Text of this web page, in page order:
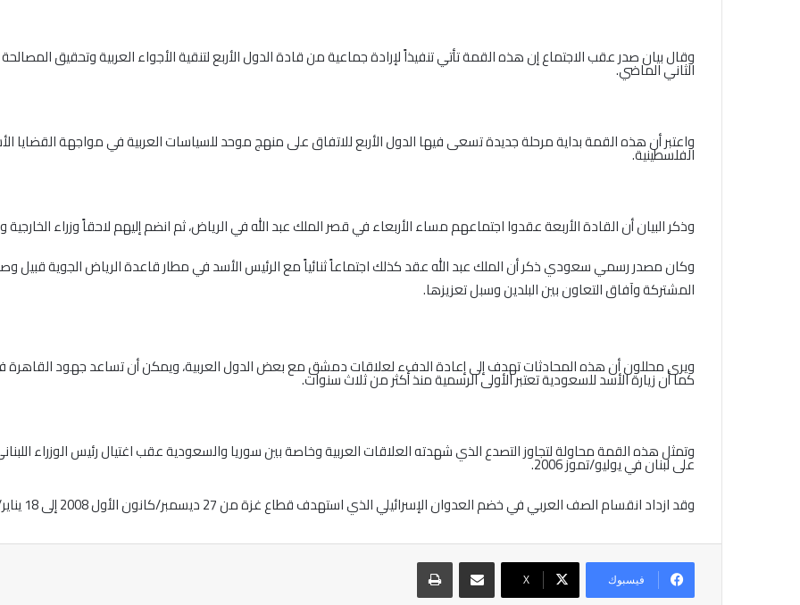
الثاني الماضي.
واعتبر أن هذه القمة بداية مرحلة جديدة تسعى فيها الدول الأربع للاتفاق على منهج موحد للسياسات العربية في مواجهة القضايا
الفلسطينية.
وذكر البيان أن القادة الأربعة عقدوا اجتماعهم مساء الأربعاء في قصر الملك عبد الله في الرياض، ثم انضم إليهم لاحقاً وزراء
وكان مصدر رسمي سعودي ذكر أن الملك عبد الله عقد كذلك اجتماعاً ثنائياً مع الرئيس الأسد في مطار قاعدة الرياض الجوية قبيل
المشتركة وآفاق التعاون بين البلدين وسبل تعزيزها.
ويرى محللون أن هذه المحادثات تهدف إلى إعادة الدفء لعلاقات دمشق مع بعض الدول العربية، ويمكن أن تساعد جهود القاهرة
كما أن زيارة الأسد للسعودية تعتبر الأولى الرسمية منذ أكثر من ثلاث سنوات.
وتمثل هذه القمة محاولة لتجاوز التصدع الذي شهدته العلاقات العربية وخاصة بين سوريا والسعودية عقب اغتيال رئيس الوزراء
على لبنان في يوليو/تموز 2006.
وقد ازداد انقسام الصف العربي في خضم العدوان الإسرائيلي الذي استهدف قطاع غزة من 27 ديسمبر/كانون الأول 2008 إلى 18 يناير/كانون الثاني 2009 وخلف أكثر من 1300 شهيد.
فيسبوك X
مشاركة عبر البريد طباعة